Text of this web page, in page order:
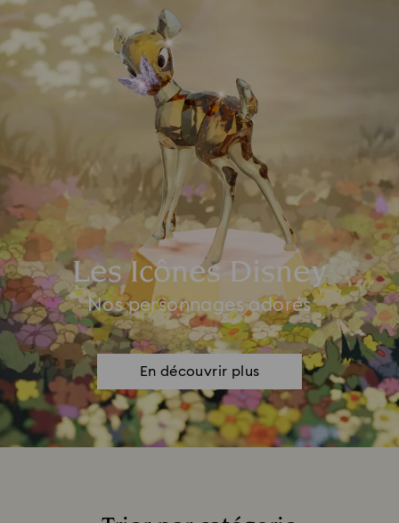
Les Icônes Disney
Nos personnages adorés
En découvrir plus